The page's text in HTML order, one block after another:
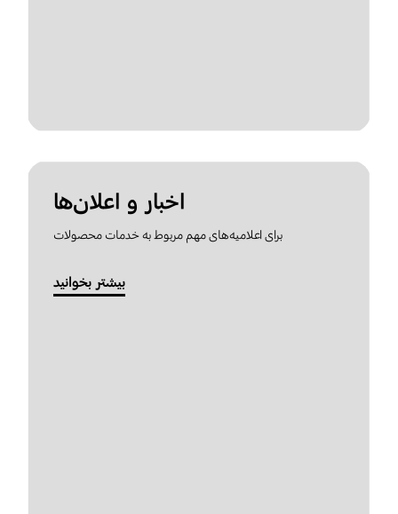
اخبار و اعلان‌ها
برای اعلامیه‌های مهم مربوط به خدمات محصولات
بیشتر بخوانید